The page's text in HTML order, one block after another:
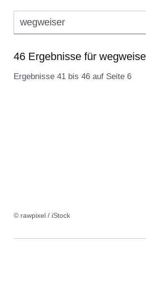
Suchbegriff eingeben
46 Ergebnisse für
Ergebnisse 41 bis 46 auf Seite 6
41
© rawpixel / iStock